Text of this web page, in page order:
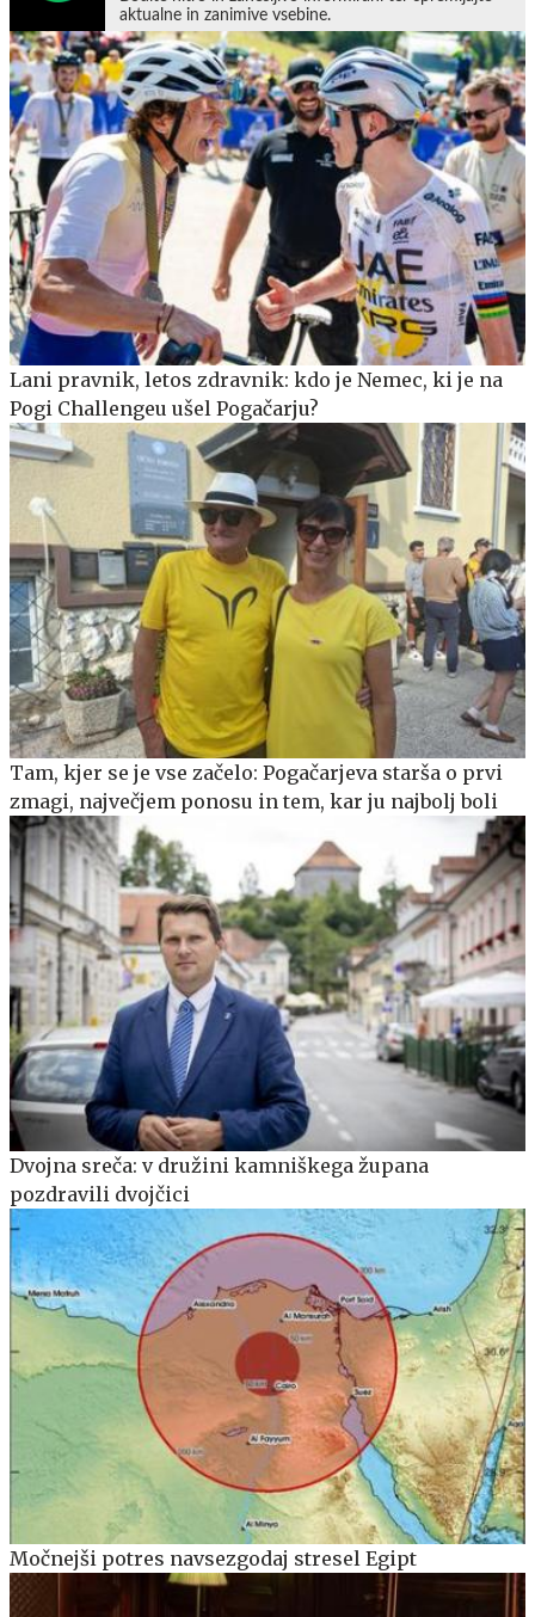
aktualne in zanimive vsebine.
Lani pravnik, letos zdravnik: kdo je Nemec, ki je na
Pogi Challengeu ušel Pogačarju?
Tam, kjer se je vse začelo: Pogačarjeva starša o prvi
zmagi, največjem ponosu in tem, kar ju najbolj boli
Dvojna sreča: v družini kamniškega župana
pozdravili dvojčici
Močnejši potres navsezgodaj stresel Egipt